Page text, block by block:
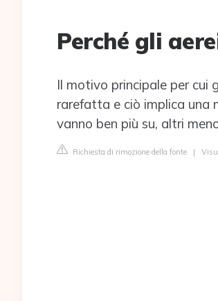
Perché gli
Il motivo principale per cui
rarefatta e ciò implica una
vanno ben più su, altri
Richiesta di rimozione della fonte |